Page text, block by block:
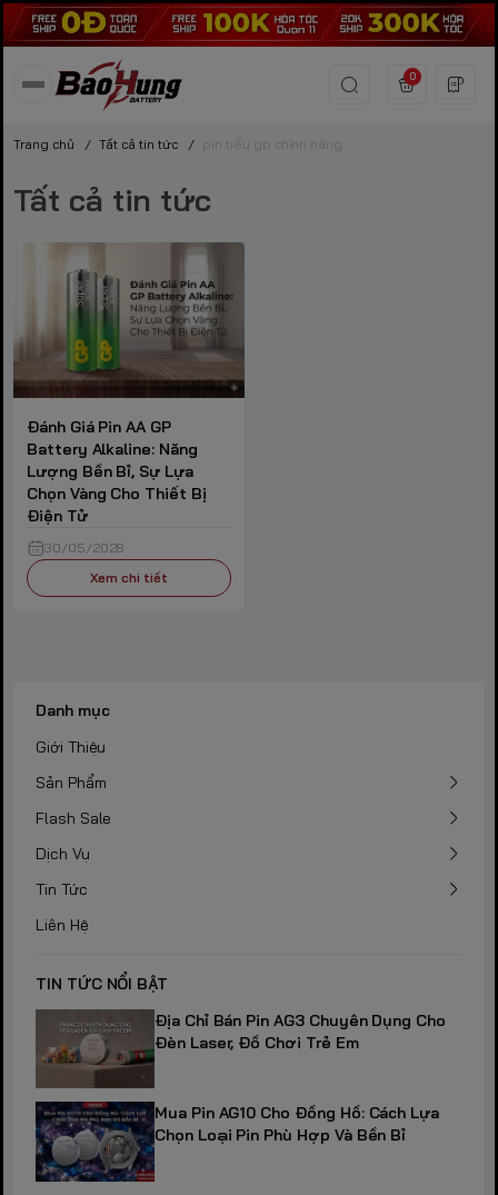
0
Trang chủ / Tất cả tin tức / pin tiểu gp chính hãng
Tất cả tin tức
Đánh Giá Pin AA GP
Battery Alkaline: Năng
Lượng Bền Bỉ, Sự Lựa
Chọn Vàng Cho Thiết Bị
Điện Tử
30/05/2026
Xem chi tiết
Danh mục
Giới Thiệu
Sản Phẩm
Flash Sale
Dịch Vụ
Tin Tức
Liên Hệ
TIN TỨC NỔI BẬT
Địa Chỉ Bán Pin AG3 Chuyên Dụng Cho
Đèn Laser, Đồ Chơi Trẻ Em
Mua Pin AG10 Cho Đồng Hồ: Cách Lựa
Chọn Loại Pin Phù Hợp Và Bền Bỉ